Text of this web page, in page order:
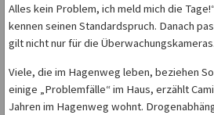
Alles kein Problem, ich meld mich die
kennen seinen Standardspruch. Danach
gilt nicht nur für die Überwachungskameras.
Viele, die im Hagenweg leben, beziehen
einige „Problemfälle“ im Haus, erzählt
Jahren im Hagenweg wohnt.